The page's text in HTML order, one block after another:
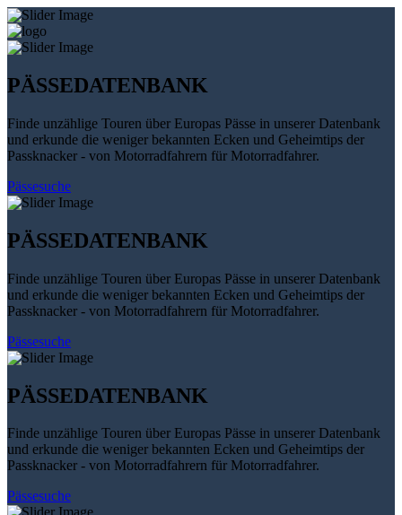
PÄSSEDATENBANK
Finde unzählige Touren über Europas Pässe in unserer Datenbank
und erkunde die weniger bekannten Ecken und Geheimtips der
Passknacker - von Motorradfahrern für Motorradfahrer.
Pässesuche
PÄSSEDATENBANK
Finde unzählige Touren über Europas Pässe in unserer Datenbank
und erkunde die weniger bekannten Ecken und Geheimtips der
Passknacker - von Motorradfahrern für Motorradfahrer.
Pässesuche
PÄSSEDATENBANK
Finde unzählige Touren über Europas Pässe in unserer Datenbank
und erkunde die weniger bekannten Ecken und Geheimtips der
Passknacker - von Motorradfahrern für Motorradfahrer.
Pässesuche